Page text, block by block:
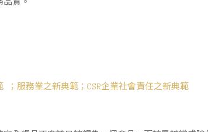
質。
；服務業之新典範；CSR企業社會責任之新典範